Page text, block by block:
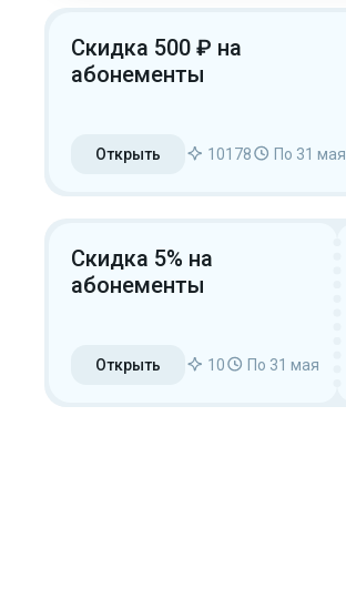
Скидка 500 ₽ на
абонементы
Открыть 10178 По 31 мая
Скидка 5% на
абонементы
Открыть 10 По 31 мая